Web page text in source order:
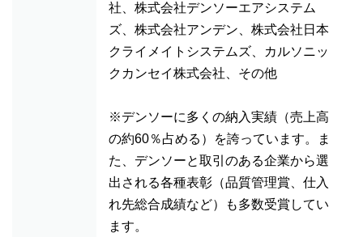
社、株式会社デンソーエアシステム
ズ、株式会社アンデン、株式会社日本
クライメイトシステムズ、カルソニッ
クカンセイ株式会社、その他
※デンソーに多くの納入実績（売上高
の約60％占める）を誇っています。ま
た、デンソーと取引のある企業から選
出される各種表彰（品質管理賞、仕入
れ先総合成績など）も多数受賞してい
ます。